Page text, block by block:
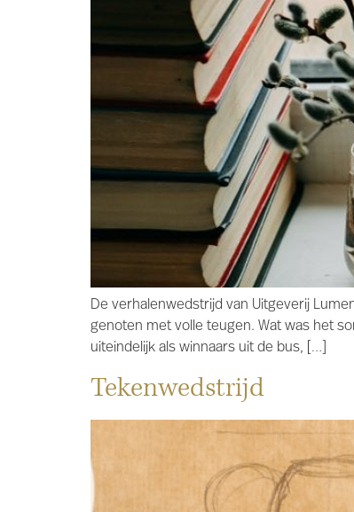
De verhalenwedstrijd van Uitgeverij
genoten met volle teugen. Wat was het
uiteindelijk als winnaars uit de bus, […]
Tekenwedstrijd